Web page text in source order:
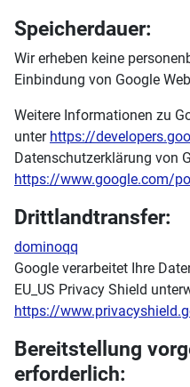
Speicherdauer:
Wir erheben keine
Einbindung von Google
Weitere Informationen zu
unter https://
Datenschutzerklärung von
https://www.google.com/
Drittlandtransfer:
dominoqq
Google verarbeitet Ihre
EU_US Privacy Shield
https://
Bereitstellung
erforderlich: